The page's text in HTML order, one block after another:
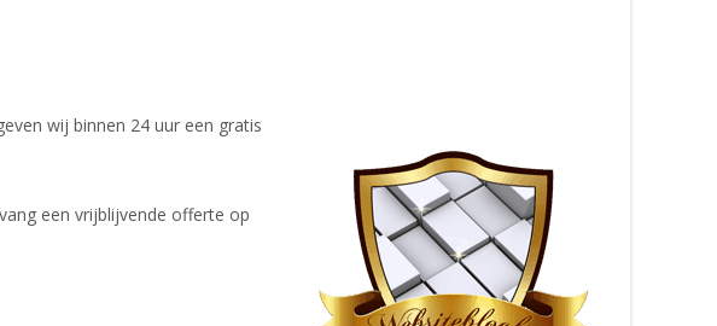
wij binnen 24 uur een gratis
een vrijblijvende offerte op